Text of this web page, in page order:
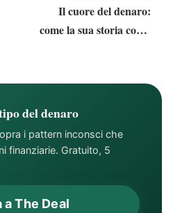
Il cuore del denaro:
come la sua storia con il
del denaro
i pattern inconsci che
finanziarie. Gratuito, 5
a The Deal